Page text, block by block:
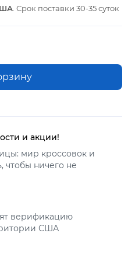
. Срок поставки 30-35 суток
и акции!
мир кроссовок и
чтобы ничего не
верификацию
США